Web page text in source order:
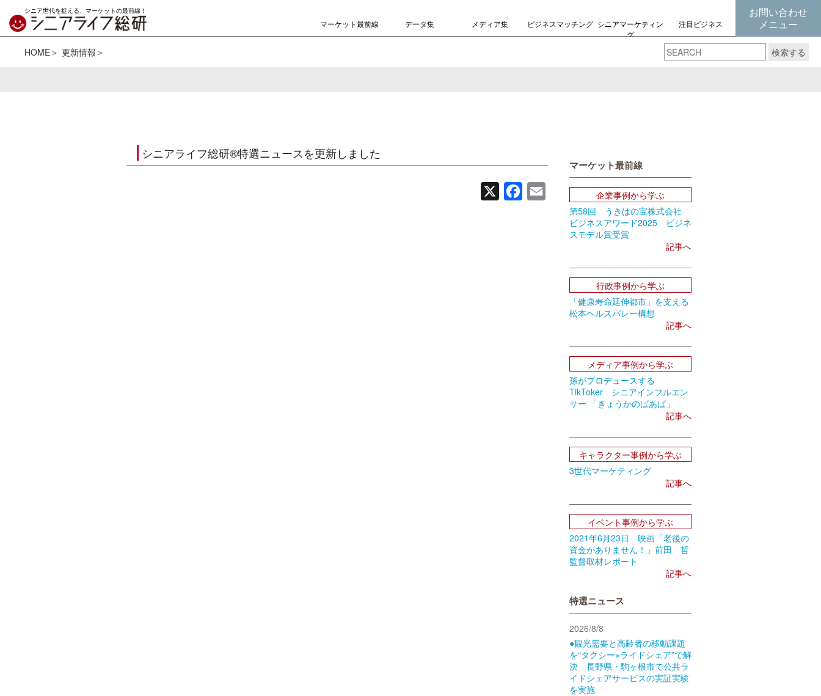
シニア世代を捉える、マーケットの最前線！
マーケット最前線 データ集 メディア集 ビジネスマッチング シニアマーケティン
グ
注目ビジネス
お問い合わせ
メニュー
HOME 更新情報 検索する
シニアライフ総研®特選ニュースを更新しました
FacebookEmail
マーケット最前線
企業事例から学ぶ
第58回 うきはの宝株式会社
ビジネスアワード2025 ビジネ
スモデル賞受賞
記事へ
行政事例から学ぶ
「健康寿命延伸都市」を支える
松本ヘルスバレー構想
記事へ
メディア事例から学ぶ
孫がプロデュースする
TikToker シニアインフルエン
サー 「きょうかのばあば」
記事へ
キャラクター事例から学ぶ
3世代マーケティング
記事へ
イベント事例から学ぶ
2021年6月23日 映画「老後の
資金がありません！」前田 哲
監督取材レポート
記事へ
特選ニュース
2026/8/8
●観光需要と高齢者の移動課題
を“タクシー×ライドシェア”で解
決 長野県・駒ヶ根市で公共ラ
イドシェアサービスの実証実験
を実施